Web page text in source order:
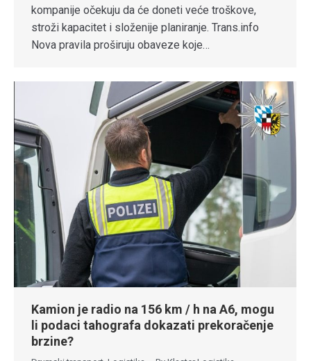
kompanije očekuju da će doneti veće troškove,
stroži kapacitet i složenije planiranje. Trans.info
Nova pravila proširuju obaveze koje…
Kamion je radio na 156 km / h na A6, mogu
li podaci tahografa dokazati prekoračenje
brzine?